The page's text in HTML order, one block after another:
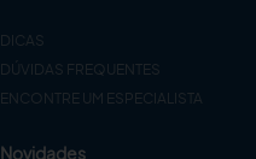
DICAS
DÚVIDAS FREQUENTES
ENCONTRE UM ESPECIALISTA
Novidades